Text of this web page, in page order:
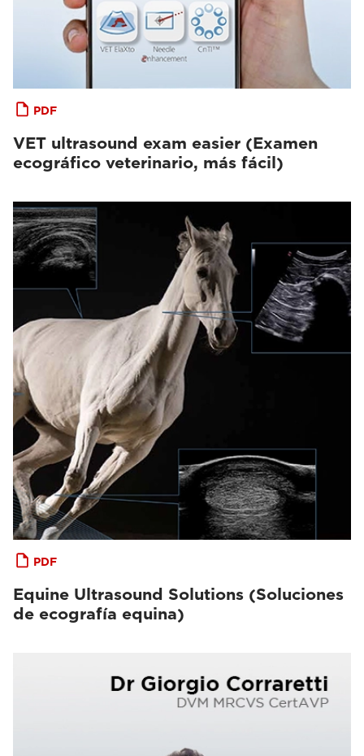
PDF
VET ultrasound exam easier (Examen
ecográfico veterinario, más fácil)
PDF
Equine Ultrasound Solutions (Soluciones
de ecografía equina)